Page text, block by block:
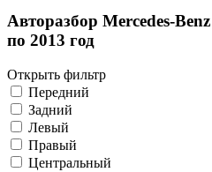
Авторазбор Mercedes-
по 2013 год
Открыть фильтр
Передний
Задний
Левый
Правый
Центральный